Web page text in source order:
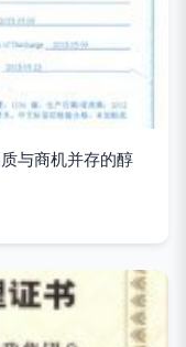
与商机并存的醇